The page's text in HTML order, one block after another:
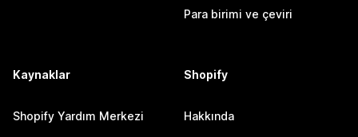
Para birimi ve çeviri
Kaynaklar
Shopify Yardım Merkezi
Shopify
Hakkında